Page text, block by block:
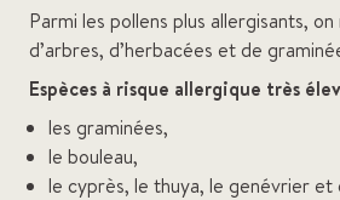
Parmi les pollens plus allergisants,
d’arbres, d’herbacées et de
Espèces à risque allergique très
les graminées,
le bouleau,
le cyprès, le thuya, le genévrier et